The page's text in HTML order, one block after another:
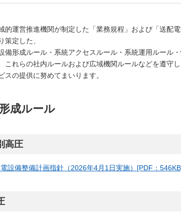
的運営推進機関が制定した「業務規程」および「送配
策定した、
備形成ルール・系統アクセスルール・系統運用ルール
これらの社内ルールおよび広域機関ルールなどを遵守
スの提供に努めてまいります。
成ルール
高圧
設備整備計画指針（2026年4月1日実施）[PDF：